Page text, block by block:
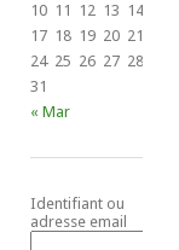
10 11 12 13 14
17 18 19 20 21
24 25 26 27 28
31
« Mar
Identifiant ou
adresse email